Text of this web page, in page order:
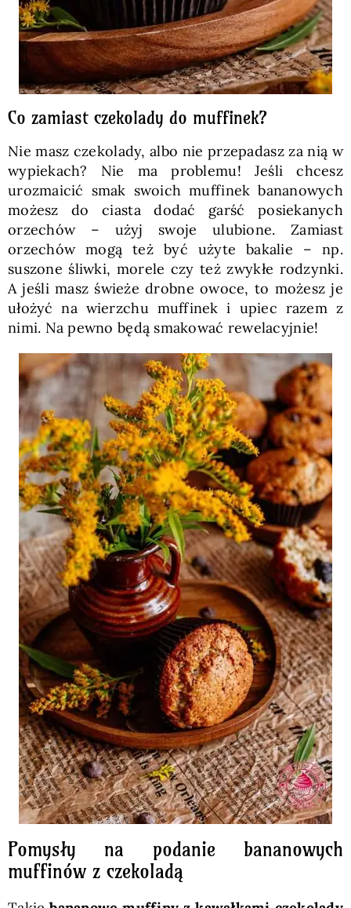
Co zamiast czekolady do muffinek?
Nie masz czekolady, albo nie przepadasz za nią w
wypiekach? Nie ma problemu! Jeśli chcesz
urozmaicić smak swoich muffinek bananowych
możesz do ciasta dodać garść posiekanych
orzechów – użyj swoje ulubione. Zamiast
orzechów mogą też być użyte bakalie – np.
suszone śliwki, morele czy też zwykłe rodzynki.
A jeśli masz świeże drobne owoce, to możesz je
ułożyć na wierzchu muffinek i upiec razem z
nimi. Na pewno będą smakować rewelacyjnie!
Pomysły na podanie bananowych
muffinów z czekoladą